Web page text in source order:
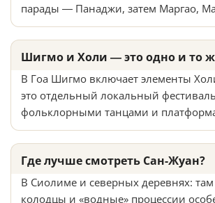
парады — Панаджи, затем Маргао,
Шигмо и Холи — это одно и то
В Гоа Шигмо включает элементы
это отдельный локальный
фольклорными танцами и
Где лучше смотреть Сан-Жуан?
В Сиолиме и северных деревнях:
колодцы и «водные» процессии